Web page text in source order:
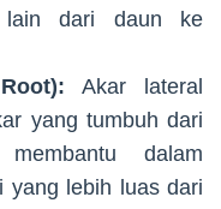
lain dari daun ke
Akar lateral
yang tumbuh dari
dalam
yang lebih luas dari